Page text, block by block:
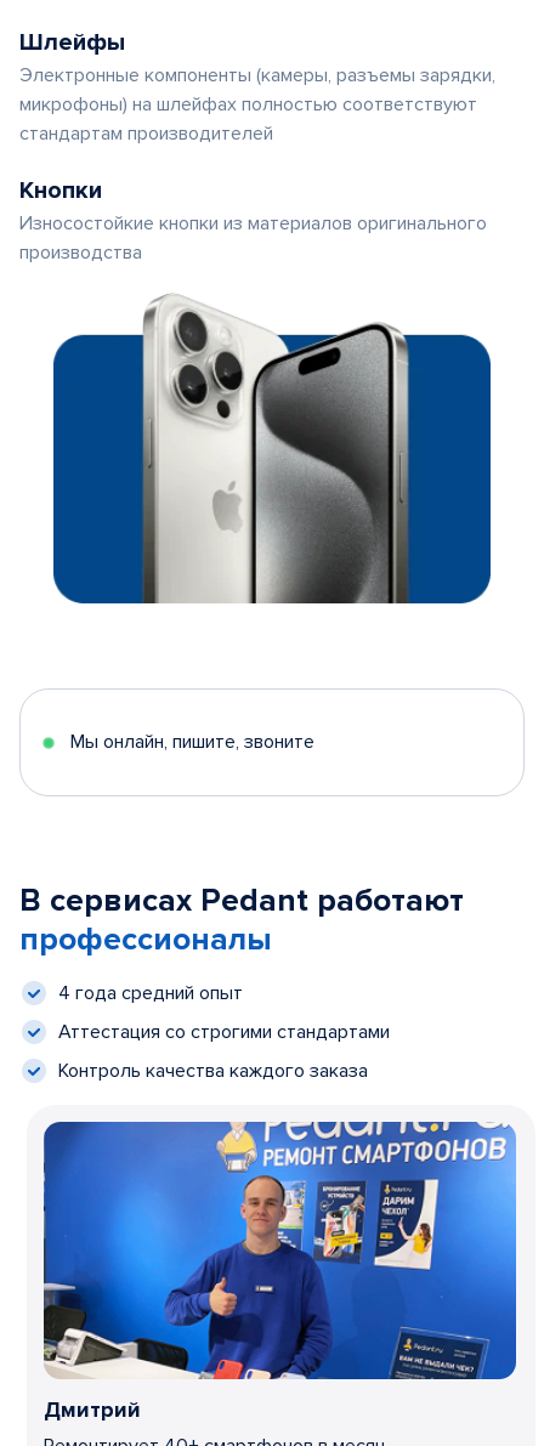
Шлейфы
Электронные компоненты (камеры, разъемы зарядки,
микрофоны) на шлейфах полностью соответствуют
стандартам производителей
Кнопки
Износостойкие кнопки из материалов оригинального
производства
Мы онлайн, пишите, звоните
В сервисах Pedant работают
профессионалы
4 года средний опыт
Аттестация со строгими стандартами
Контроль качества каждого заказа
Дмитрий